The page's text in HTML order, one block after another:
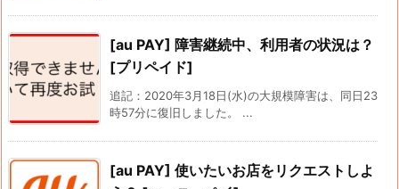
[au PAY] 障害継続中、利用者の状況は？
[プリペイド]
追記：2020年3月18日(水)の大規模障害は、同日23
時57分に復旧しました。 ...
[au PAY] 使いたいお店をリクエストしよ